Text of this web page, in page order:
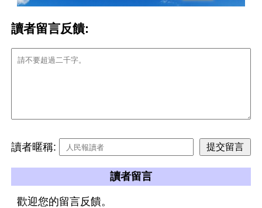
讀者留言反饋:
讀者暱稱:
讀者留言
歡迎您的留言反饋。